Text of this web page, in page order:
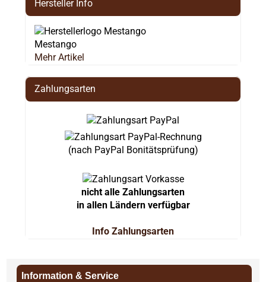
Hersteller Info
Mestango
Mehr Artikel
Zahlungsarten
(nach PayPal Bonitätsprüfung)
nicht alle Zahlungsarten
in allen Ländern verfügbar
Info Zahlungsarten
Information & Service